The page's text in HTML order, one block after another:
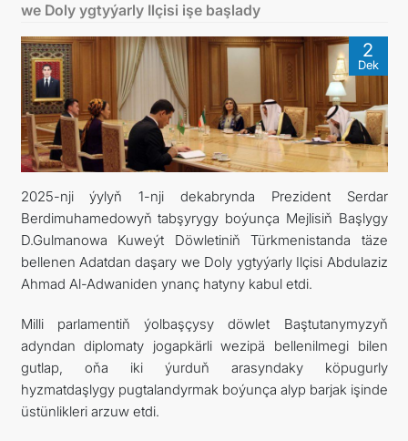
TÜRKMENISTAN
KONSULLYK HYZMATLARY
ARAGATNAŞYK
DIM
we Doly ygtyýarly Ilçisi işe başlady
2
Dek
2025-nji ýylyň 1-nji dekabrynda Prezident Serdar
Berdimuhamedowyň tabşyrygy boýunça Mejlisiň Başlygy
D.Gulmanowa Kuweýt Döwletiniň Türkmenistanda täze
bellenen Adatdan daşary we Doly ygtyýarly Ilçisi Abdulaziz
Ahmad Al-Adwaniden ynanç hatyny kabul etdi.
Milli parlamentiň ýolbaşçysy döwlet Baştutanymyzyň
adyndan diplomaty jogapkärli wezipä bellenilmegi bilen
gutlap, oňa iki ýurduň arasyndaky köpugurly
hyzmatdaşlygy pugtalandyrmak boýunça alyp barjak işinde
üstünlikleri arzuw etdi.